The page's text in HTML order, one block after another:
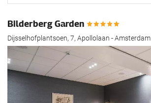
Bilderberg Garden
Dijsselhofplantsoen, 7, Apollolaan - Amsterdam